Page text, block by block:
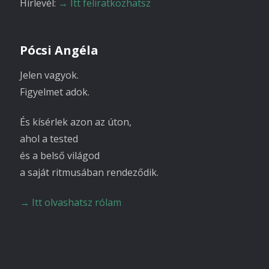
Hírlevél: → Itt feliratkozhatsz
Pócsi Angéla
Jelen vagyok.
Figyelmet adok.
És kísérlek azon az úton,
ahol a tested
és a belső világod
a saját ritmusában rendeződik.
→ Itt olvashatsz rólam